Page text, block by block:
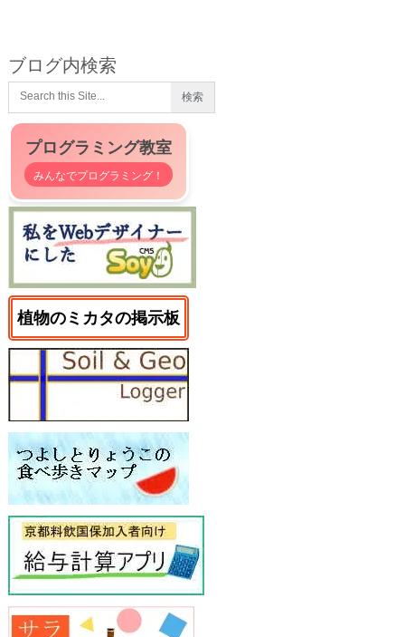
ブログ内検索
プログラミング教室
みんなでプログラミング！
植物のミカタの掲示板